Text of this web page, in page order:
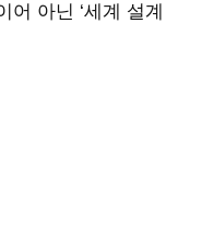
어 아닌 ‘세계 설계